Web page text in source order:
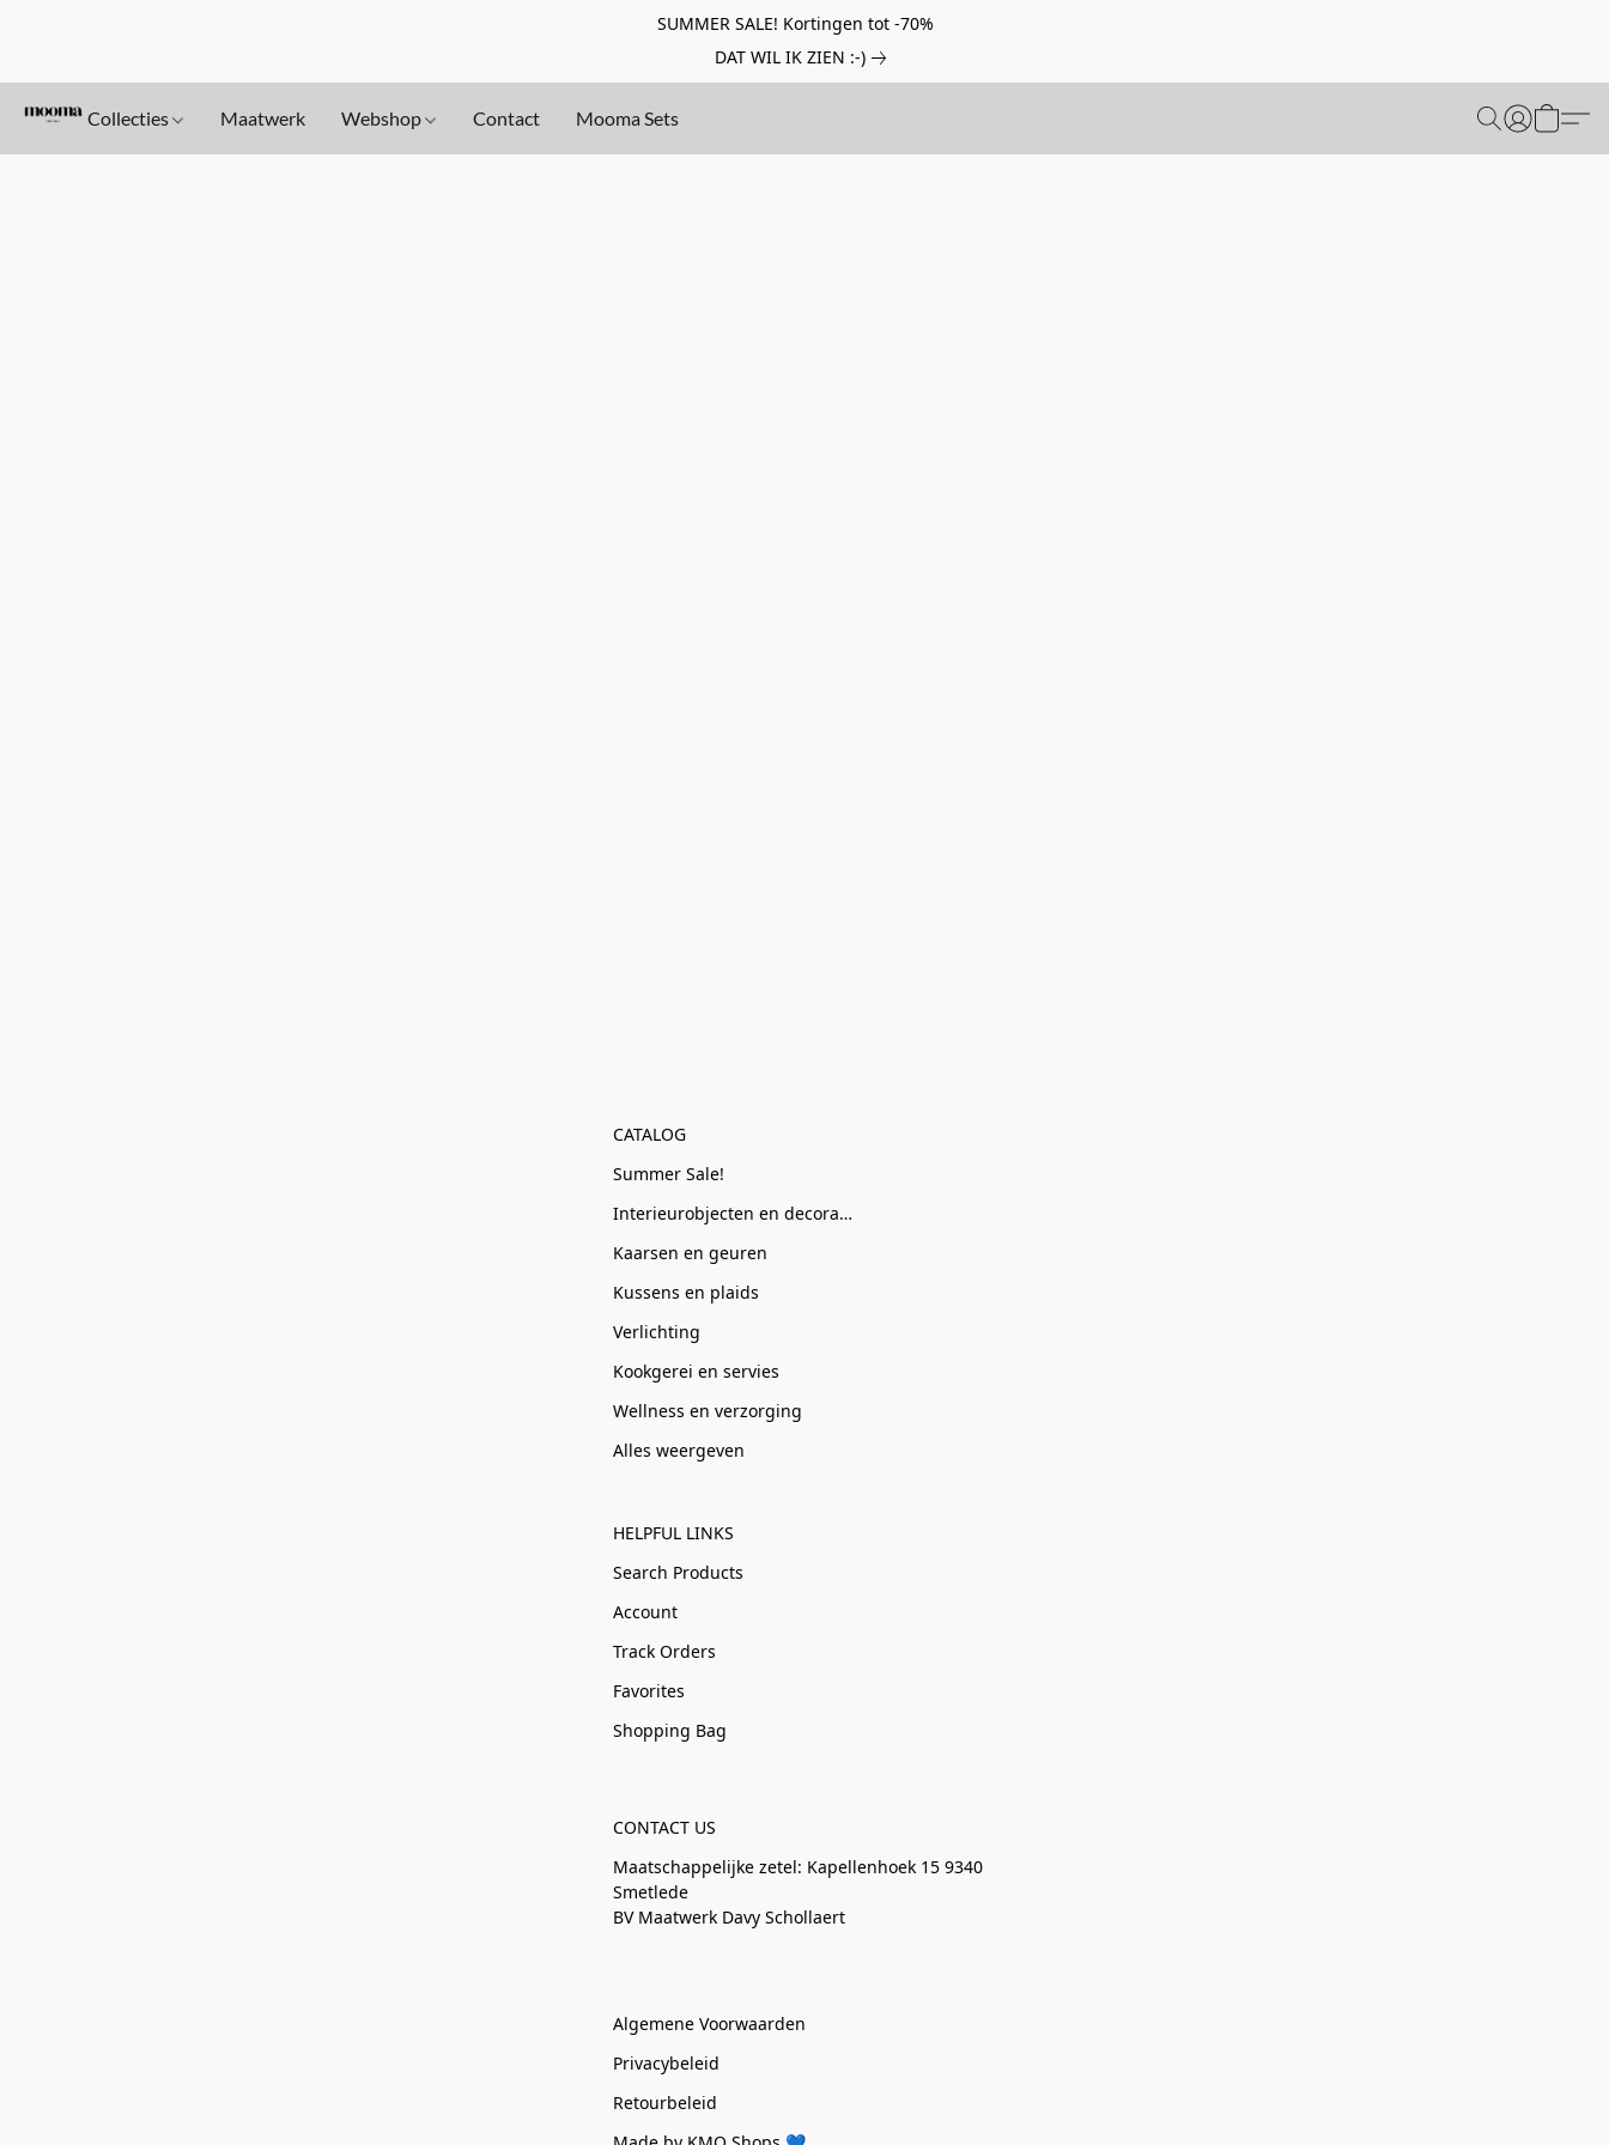
SUMMER SALE! Kortingen tot -70%
DAT WIL IK ZIEN :-)
Collecties Maatwerk Webshop Contact Mooma Sets
CATALOG
Summer Sale!
Interieurobjecten en decoratie
Kaarsen en geuren
Kussens en plaids
Verlichting
Kookgerei en servies
Wellness en verzorging
Alles weergeven
HELPFUL LINKS
Search Products
Account
Track Orders
Favorites
Shopping Bag
CONTACT US
Maatschappelijke zetel: Kapellenhoek 15 9340
Smetlede
BV Maatwerk Davy Schollaert
Algemene Voorwaarden
Privacybeleid
Retourbeleid